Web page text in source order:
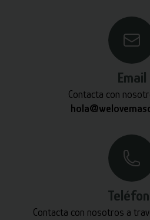
Email
Contacta con
Contacta con nosotros a